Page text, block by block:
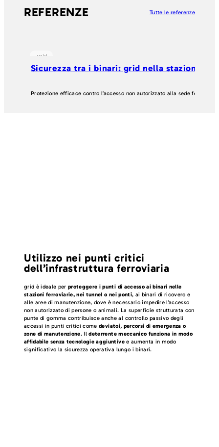
REFERENZE Tutte le referenze
grid
Sicurezza tra i binari: grid nella stazione di
Protezione efficace contro l’accesso non autorizzato alla sede
Utilizzo nei punti critici
dell’infrastruttura ferroviaria
grid è ideale perproteggere i punti di accesso ai binari nelle
stazioni ferroviarie, nei tunnel o nei ponti, ai binari di ricovero e
alle aree di manutenzione, dove è necessario impedire l’accesso
non autorizzato di persone o animali. La superficie strutturata con
punte di gomma contribuisce anche al controllo passivo degli
accessi in punti critici comedeviatoi, percorsi di emergenza o
zone di manutenzione. Ildeterrente meccanico funziona in modo
affidabile senza tecnologie aggiuntivee aumenta in modo
significativo la sicurezza operativa lungo i binari.